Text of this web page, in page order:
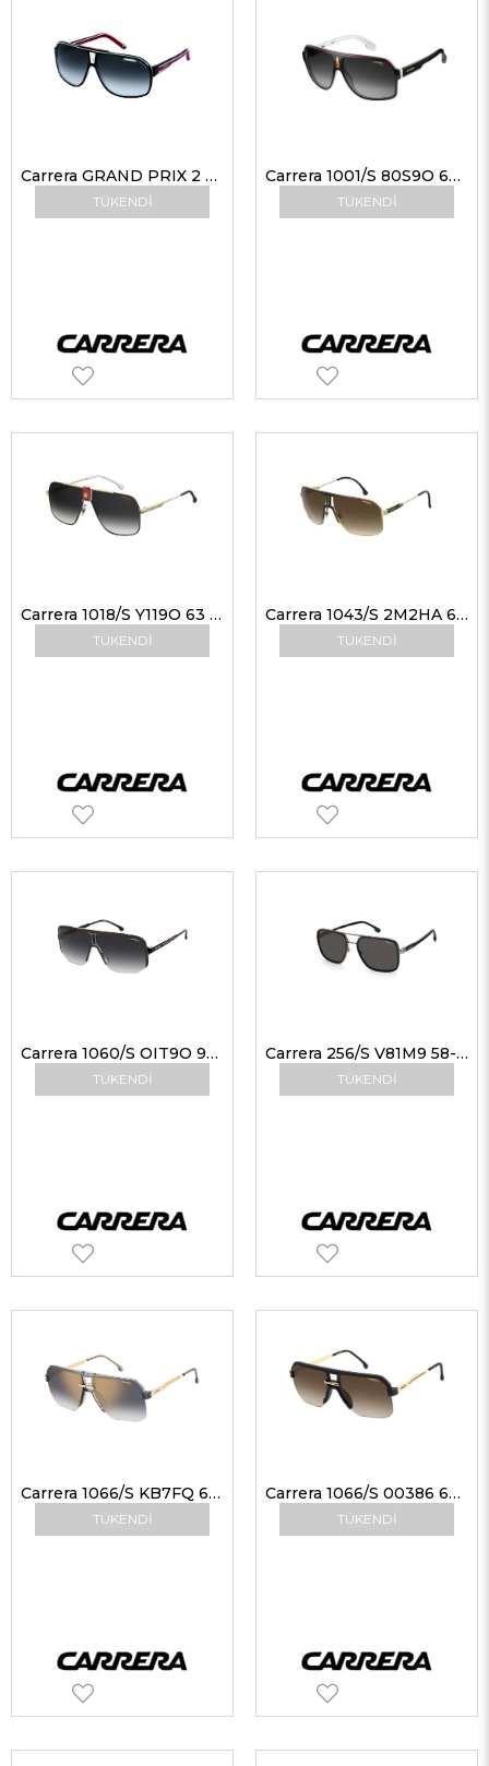
TÜKENDI
Carrera GRAND PRIX 2 T4O9O 64 Erkek Güneş Gözlükleri
TÜKENDI
Carrera 1001/S 80S9O 62 Erkek Güneş Gözlükleri
TÜKENDI
Carrera 1018/S Y119O 63 Unisex Güneş Gözlükleri
TÜKENDI
Carrera 1043/S 2M2HA 65-12 Unisex Güneş Gözlükleri
TÜKENDI
Carrera 1060/S OIT9O 99 Erkek Güneş Gözlükleri
TÜKENDI
Carrera 256/S V81M9 58-18 Erkek Güneş Gözlükleri
TÜKENDI
Carrera 1066/S KB7FQ 63 Erkek Güneş Gözlükleri
TÜKENDI
Carrera 1066/S 00386 63 Erkek Güneş Gözlükleri